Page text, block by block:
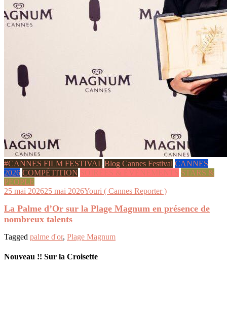
#CANNES FILM FESTIVAL Blog Cannes Festival CANNES
2026 COMPÉTITION SOIRÉES & ÉVÉNEMENTS STARS &
PEOPLE
25 mai 202625 mai 2026Youri ( Cannes Reporter )
La Palme d’Or sur la Plage Magnum en présence de
nombreux talents
Tagged palme d'or, Plage Magnum
Nouveau !! Sur la Croisette